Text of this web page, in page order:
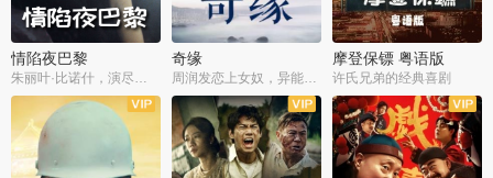
情陷夜巴黎
朱丽叶·比诺什，演尽失爱之痛
奇缘
周润发恋上女奴，异能护体战邪派
摩登保镖 粤语版
许氏兄弟的经典喜剧